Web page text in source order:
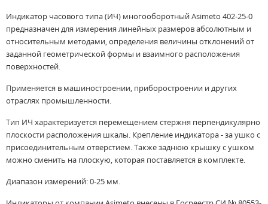
Индикатор часового типа (ИЧ) многооборотный Asimeto 402-25-0
предназначен для измерения линейных размеров абсолютным и
относительным методами, определения величины отклонений от
заданной геометрической формы и взаимного расположения
поверхностей.
Применяется в машиностроении, приборостроении и других
отраслях промышленности.
Тип ИЧ характеризуется перемещением стержня перпендикулярно
плоскости расположения шкалы. Крепление индикатора - за ушко с
присоединительным отверстием. Также заднюю крышку с ушком
можно сменить на плоскую, которая поставляется в комплекте.
Диапазон измерений: 0-25 мм.